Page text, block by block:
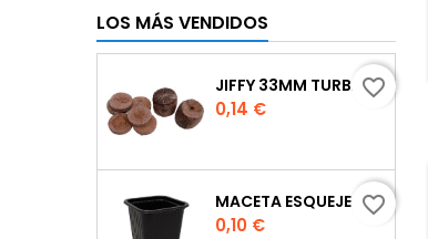
LOS MÁS VENDIDOS
JIFFY 33MM TURBA
Precio
0,14 €
favorite_border
MACETA ESQUEJE 7X7X8 CM.
Precio
0,10 €
favorite_border